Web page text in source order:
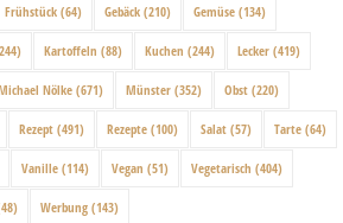
Frühstück (64) Gebäck (210) Gemüse (134)
Kartoffeln (88) Kuchen (244) Lecker (419)
Nölke (671) Münster (352) Obst (220)
Rezept (491) Rezepte (100) Salat (57) Tarte (64)
Vanille (114) Vegan (51) Vegetarisch (404)
Werbung (143)